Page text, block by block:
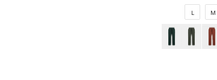
M
L